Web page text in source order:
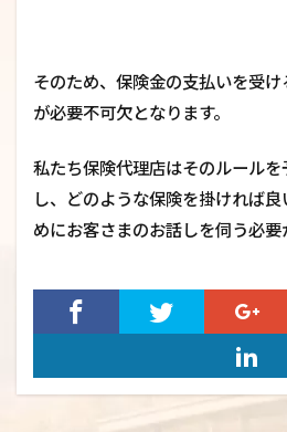
そのため、保険金の支払いを受
が必要不可欠となります。
私たち保険代理店はそのルールを
し、どのような保険を掛ければ
めにお客さまのお話しを伺う必要